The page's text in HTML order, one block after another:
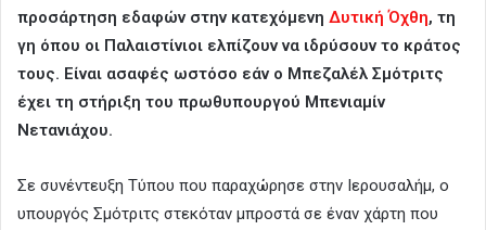
προσάρτηση εδαφών στην κατεχόμενη Δυτική Όχθη, τη
γη όπου οι Παλαιστίνιοι ελπίζουν να ιδρύσουν το κράτος
τους. Είναι ασαφές ωστόσο εάν ο Μπεζαλέλ Σμότριτς
έχει τη στήριξη του πρωθυπουργού Μπενιαμίν
Νετανιάχου.
Σε συνέντευξη Τύπου που παραχώρησε στην Ιερουσαλήμ, ο
υπουργός Σμότριτς στεκόταν μπροστά σε έναν χάρτη που